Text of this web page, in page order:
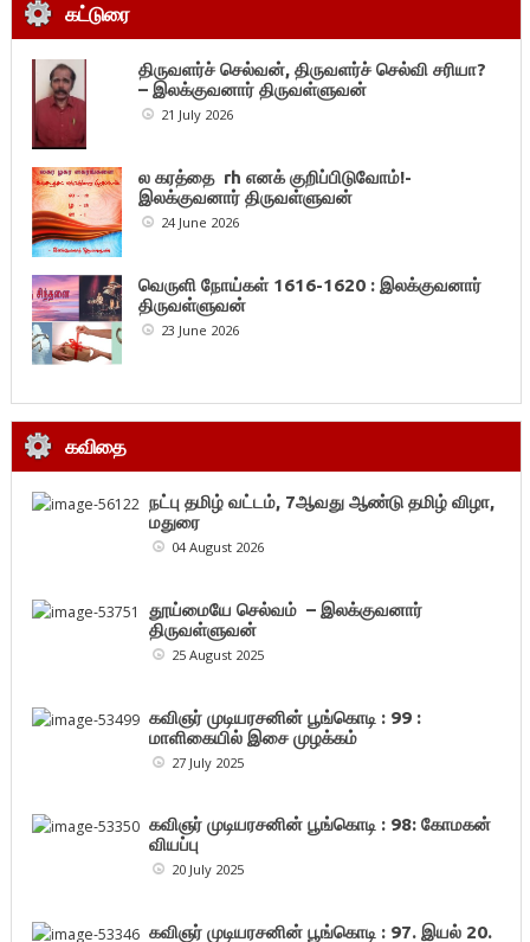
கட்டுரை
திருவளர்ச் செல்வன், திருவளர்ச் செல்வி சரியா?
– இலக்குவனார் திருவள்ளுவன்
21 July 2026
ல கரத்தை rh எனக் குறிப்பிடுவோம்!-
இலக்குவனார் திருவள்ளுவன்
24 June 2026
வெருளி நோய்கள் 1616-1620 : இலக்குவனார்
திருவள்ளுவன்
23 June 2026
கவிதை
நட்பு தமிழ் வட்டம், 7ஆவது ஆண்டு தமிழ் விழா,
மதுரை
04 August 2026
தூய்மையே செல்வம் – இலக்குவனார்
திருவள்ளுவன்
25 August 2025
கவிஞர் முடியரசனின் பூங்கொடி : 99 :
மாளிகையில் இசை முழக்கம்
27 July 2025
கவிஞர் முடியரசனின் பூங்கொடி : 98: கோமகன்
வியப்பு
20 July 2025
கவிஞர் முடியரசனின் பூங்கொடி : 97. இயல் 20.